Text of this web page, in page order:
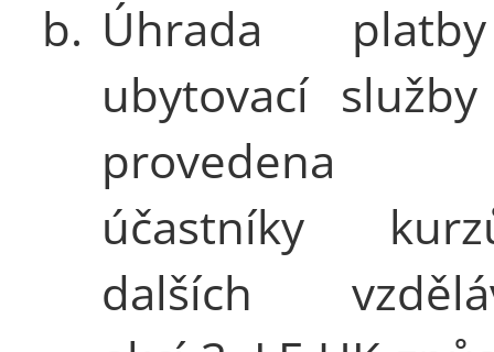
b. Úhrada
ubytovací
provedena
účastníky
dalších